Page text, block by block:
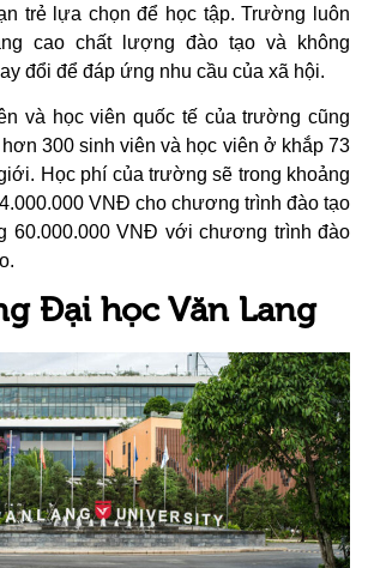
trẻ lựa chọn để học tập. Trường luôn
cao chất lượng đào tạo và không
đổi để đáp ứng nhu cầu của xã hội.
và học viên quốc tế của trường cũng
300 sinh viên và học viên ở khắp 73
Học phí của trường sẽ trong khoảng
VNĐ cho chương trình đào tạo
60.000.000 VNĐ với chương trình đào
Đại học Văn Lang